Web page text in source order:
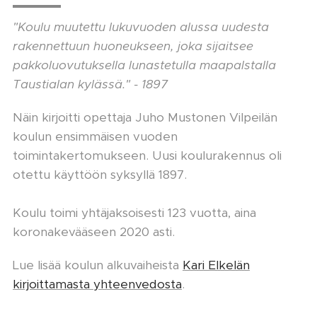
"Koulu muutettu lukuvuoden alussa uudesta
rakennettuun huoneukseen, joka sijaitsee
pakkoluovutuksella lunastetulla maapalstalla
Taustialan kylässä." - 1897
Näin kirjoitti opettaja Juho Mustonen Vilpeilän
koulun ensimmäisen vuoden
toimintakertomukseen. Uusi koulurakennus oli
otettu käyttöön syksyllä 1897.
Koulu toimi yhtäjaksoisesti 123 vuotta, aina
koronakevääseen 2020 asti.
Lue lisää koulun alkuvaiheista Kari Elkelän
kirjoittamasta yhteenvedosta.